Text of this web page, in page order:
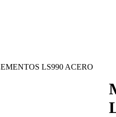
LS990 ACERO